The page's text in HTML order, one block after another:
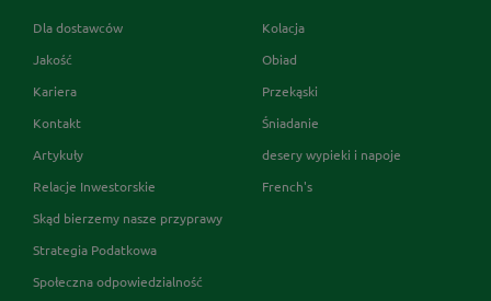
Dla dostawców
Jakość
Kariera
Kontakt
Artykuły
Relacje Inwestorskie
Skąd bierzemy nasze przyprawy
Strategia Podatkowa
Społeczna odpowiedzialność
Kolacja
Obiad
Przekąski
Śniadanie
desery wypieki i napoje
French's